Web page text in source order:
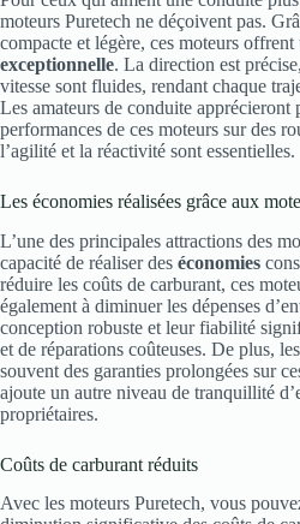
moteurs Puretech ne déçoivent pas.
compacte et légère, ces moteurs offrent
exceptionnelle. La direction est
vitesse sont fluides, rendant chaque
Les amateurs de conduite apprécieront
performances de ces moteurs sur des
l’agilité et la réactivité sont essentielles.
Les économies réalisées grâce aux
L’une des principales attractions des
capacité de réaliser des économies
réduire les coûts de carburant, ces
également à diminuer les dépenses
conception robuste et leur fiabilité
et de réparations coûteuses. De plus,
souvent des garanties prolongées sur
ajoute un autre niveau de tranquillité
propriétaires.
Coûts de carburant réduits
Avec les moteurs Puretech, vous